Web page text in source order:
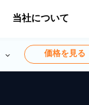
当社について
価格を見る